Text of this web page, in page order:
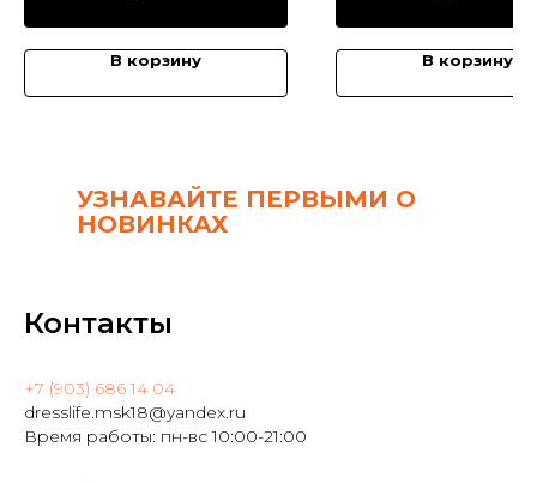
В корзину В корзину
УЗНАВАЙТЕ ПЕРВЫМИ О
НОВИНКАХ
Контакты
+7 (903) 686 14 04
dresslife.msk18@yandex.ru
Время работы: пн-вс 10:00-21:00